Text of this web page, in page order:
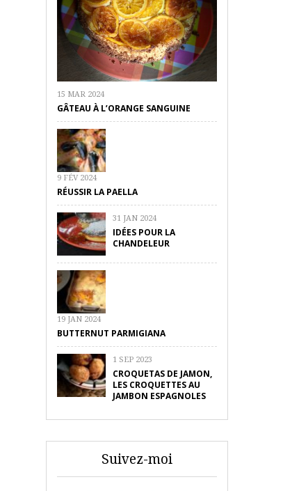
15 MAR 2024
GÂTEAU À L’ORANGE SANGUINE
9 FÉV 2024
RÉUSSIR LA PAELLA
31 JAN 2024
IDÉES POUR LA
CHANDELEUR
19 JAN 2024
BUTTERNUT PARMIGIANA
1 SEP 2023
CROQUETAS DE JAMON,
LES CROQUETTES AU
JAMBON ESPAGNOLES
Suivez-moi